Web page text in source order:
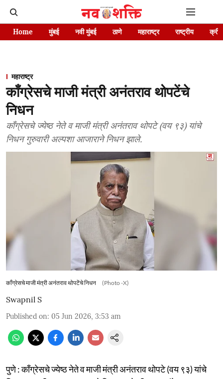
Home मुंबई नवी मुंबई ठाणे महाराष्ट्र राष्ट्रीय
महाराष्ट्र
काँग्रेसचे माजी मंत्री अनंतराव थोपटेंचे
निधन
काँग्रेसचे ज्येष्ठ नेते व माजी मंत्री अनंतराव थोपटे (वय ९३) यांचे
निधन गुरुवारी अल्पशा आजाराने निधन झाले.
काँग्रेसचे माजी मंत्री अनंतराव थोपटेंचे निधन (Photo -X)
Swapnil S
Published on: 05 Jun 2026, 3:53 am
पुणे : काँग्रेसचे ज्येष्ठ नेते व माजी मंत्री अनंतराव थोपटे (वय ९३) यांचे